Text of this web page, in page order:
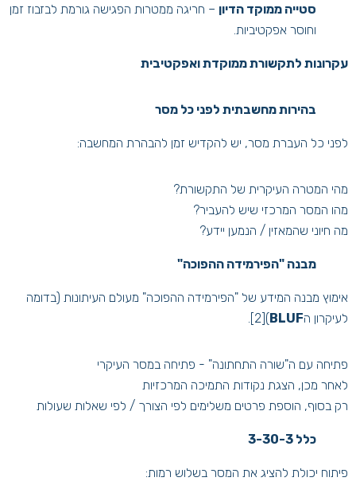
סטייה ממוקד הדיון – חריגה ממטרות הפגישה גורמת לבזבוז זמן
וחוסר אפקטיביות.
עקרונות לתקשורת ממוקדת ואפקטיבית
בהירות מחשבתית לפני כל מסר
לפני כל העברת מסר, יש להקדיש זמן להבהרת המחשבה:
מהי המטרה העיקרית של התקשורת?
מהו המסר המרכזי שיש להעביר?
מה חיוני שהמאזין / הנמען יידע?
מבנה "הפירמידה ההפוכה"
אימוץ מבנה המידע של "הפירמידה ההפוכה" מעולם העיתונות (בדומה
לעיקרון הBLUF
)
[2]
פתיחה עם ה"שורה התחתונה" - פתיחה במסר העיקרי
לאחר מכן, הצגת נקודות התמיכה המרכזיות
רק בסוף, הוספת פרטים משלימים לפי הצורך / לפי שאלות שעולות
כלל 3-30-3
פיתוח יכולת להציג את המסר בשלוש רמות: